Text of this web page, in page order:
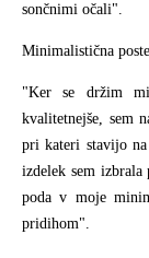
sončnimi očali".
Minimalistična
"Ker se držim
kvalitetnejše, sem
pri kateri stavijo
izdelek sem izbrala
poda v moje
pridihom".